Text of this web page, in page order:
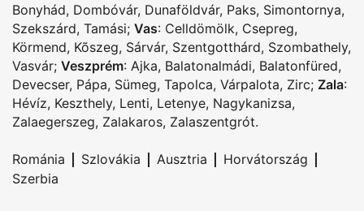
Bonyhád, Dombóvár, Dunaföldvár, Paks, Simontornya,
Szekszárd, Tamási; Vas: Celldömölk, Csepreg,
Körmend, Kõszeg, Sárvár, Szentgotthárd, Szombathely,
Vasvár; Veszprém: Ajka, Balatonalmádi, Balatonfüred,
Devecser, Pápa, Sümeg, Tapolca, Várpalota, Zirc; Zala:
Hévíz, Keszthely, Lenti, Letenye, Nagykanizsa,
Zalaegerszeg, Zalakaros, Zalaszentgrót.
Románia | Szlovákia | Ausztria | Horvátország |
Szerbia